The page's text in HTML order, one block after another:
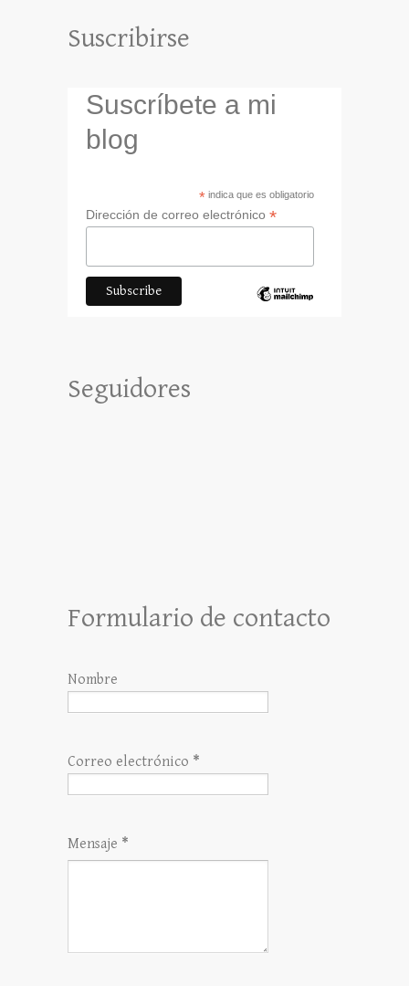
Suscribirse
Suscríbete a mi
blog
*indica que es obligatorio
Dirección de correo electrónico *
Seguidores
Formulario de contacto
Nombre
Correo electrónico *
Mensaje *